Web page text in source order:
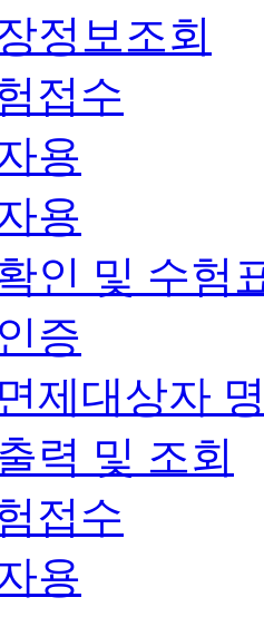
정보조회
접수
용
용
인 및 수험
증
제대상자
력 및 조회
접수
용